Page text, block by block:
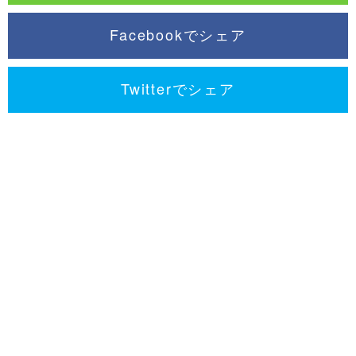
Facebookでシェア
Twitterでシェア